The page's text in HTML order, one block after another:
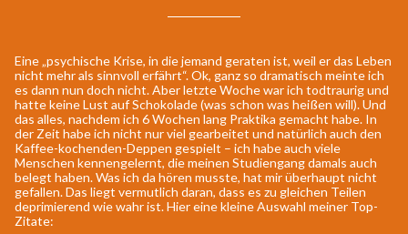
Eine „psychische Krise, in die jemand geraten ist, weil er das Leben
nicht mehr als sinnvoll erfährt“. Ok, ganz so dramatisch meinte ich
es dann nun doch nicht. Aber letzte Woche war ich todtraurig und
hatte keine Lust auf Schokolade (was schon was heißen will). Und
das alles, nachdem ich 6 Wochen lang Praktika gemacht habe. In
der Zeit habe ich nicht nur viel gearbeitet und natürlich auch den
Kaffee-kochenden-Deppen gespielt – ich habe auch viele
Menschen kennengelernt, die meinen Studiengang damals auch
belegt haben. Was ich da hören musste, hat mir überhaupt nicht
gefallen. Das liegt vermutlich daran, dass es zu gleichen Teilen
deprimierend wie wahr ist. Hier eine kleine Auswahl meiner Top-
Zitate: